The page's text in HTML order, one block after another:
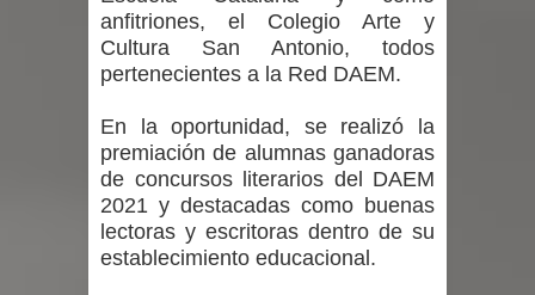
anfitriones, el Colegio Arte y
Cultura San Antonio, todos
pertenecientes a la Red DAEM.
En la oportunidad, se realizó la
premiación de alumnas ganadoras
de concursos literarios del DAEM
2021 y destacadas como buenas
lectoras y escritoras dentro de su
establecimiento educacional.